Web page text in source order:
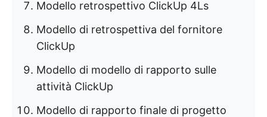
Modello retrospettivo ClickUp 4Ls
Modello di retrospettiva del fornitore
ClickUp
Modello di modello di rapporto sulle
attività ClickUp
Modello di rapporto finale di progetto